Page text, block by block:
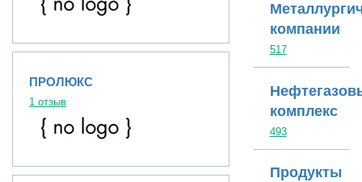
ПРОЛЮКС
1 отзыв
компании
517
комплекс
493
Продукты